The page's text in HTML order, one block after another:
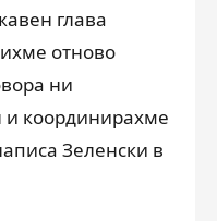
глава
отново
ни
координирахме
Зеленски в